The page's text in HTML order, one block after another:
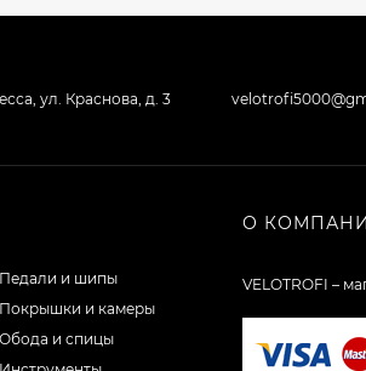
ул. Краснова, д. 3
Педали и шипы
Покрышки и камеры
Обода и спицы
О
VELOTROFI –